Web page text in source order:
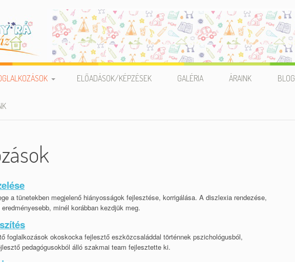
– GMP DIAGNOSZTIKA
MIRE ÉRDEMES
ÓVODÁSOKNÁL
TERÁPIA
ELŐADÁSOK/KÉPZÉSEK GALÉRIA ÁRAINK BLOG
a tünetekben megjelenő hiányosságok fejlesztése, korrigálása. A diszlexia rendezése,
minél korábban kezdjük meg.
foglalkozások okoskocka fejlesztő eszközcsaláddal történnek pszichológusból,
pedagógusokból álló szakmai team fejlesztette ki.